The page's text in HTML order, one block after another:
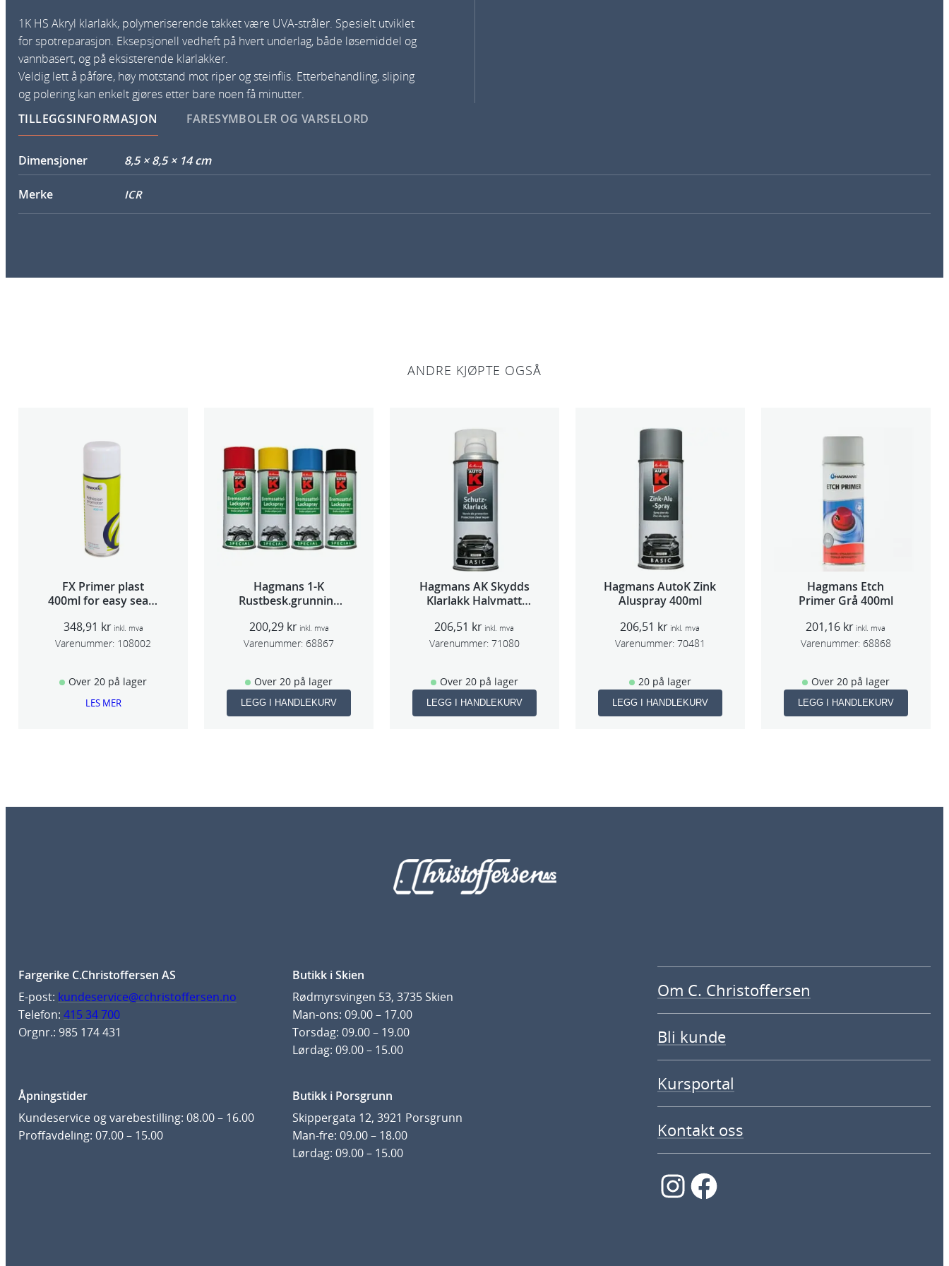
1K HS Akryl klarlakk, polymeriserende takket være UVA-stråler. Spesielt utviklet
for spotreparasjon. Eksepsjonell vedheft på hvert underlag, både løsemiddel og
vannbasert, og på eksisterende klarlakker.
Veldig lett å påføre, høy motstand mot riper og steinflis. Etterbehandling, sliping
og polering kan enkelt gjøres etter bare noen få minutter.
TILLEGGSINFORMASJON FARESYMBOLER OG VARSELORD
Dimensjoner 8,5 × 8,5 × 14 cm
Merke ICR
ANDRE KJØPTE OGSÅ
FX Primer plast
400ml for easy seam
348,91 kr inkl. mva
Varenummer: 108002
Over 20 på lager
LES MER
Hagmans 1-K
Rustbesk.grunning
200,29 kr inkl. mva
Varenummer: 68867
Over 20 på lager
LEGG I HANDLEKURV
Hagmans AK Skydds
Klarlakk Halvmatt
206,51 kr inkl. mva
Varenummer: 71080
Over 20 på lager
LEGG I HANDLEKURV
Hagmans AutoK Zink
Aluspray 400ml
206,51 kr inkl. mva
Varenummer: 70481
20 på lager
LEGG I HANDLEKURV
Hagmans Etch
Primer Grå 400ml
201,16 kr inkl. mva
Varenummer: 68868
Over 20 på lager
LEGG I HANDLEKURV
Fargerike C.Christoffersen AS
E-post: kundeservice@cchristoffersen.no
Telefon: 415 34 700
Orgnr.: 985 174 431
Butikk i Skien
Rødmyrsvingen 53, 3735 Skien
Man-ons: 09.00 – 17.00
Torsdag: 09.00 – 19.00
Lørdag: 09.00 – 15.00
Åpningstider
Kundeservice og varebestilling: 08.00 – 16.00
Proffavdeling: 07.00 – 15.00
Butikk i Porsgrunn
Skippergata 12, 3921 Porsgrunn
Man-fre: 09.00 – 18.00
Lørdag: 09.00 – 15.00
Om C. Christoffersen
Bli kunde
Kursportal
Kontakt oss
InstagramFacebook